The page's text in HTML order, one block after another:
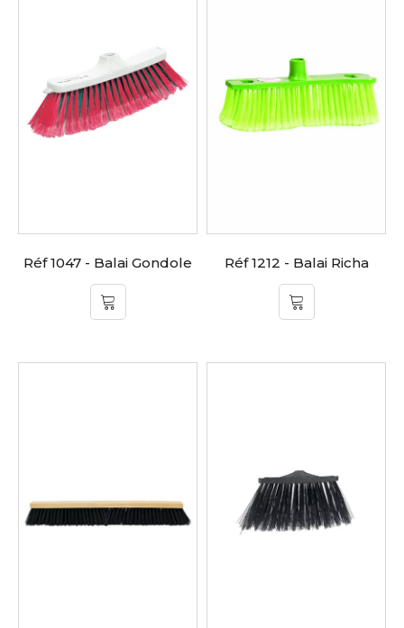
Réf 1047 - Balai Gondole Réf 1212 - Balai Richa